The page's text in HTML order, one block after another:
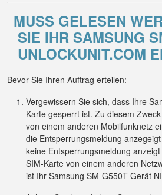
MUSS GELESEN
SIE IHR SAMSUNG
UNLOCKUNIT.COM
Bevor Sie Ihren Auftrag erteilen:
Vergewissern Sie sich, dass Ihre
Karte gesperrt ist. Zu diesem
von einem anderen Mobilfunknetz
die Entsperrungsmeldung
keine Entsperrungsmeldung
SIM-Karte von einem anderen
ist Ihr Samsung SM-G550T Gerät